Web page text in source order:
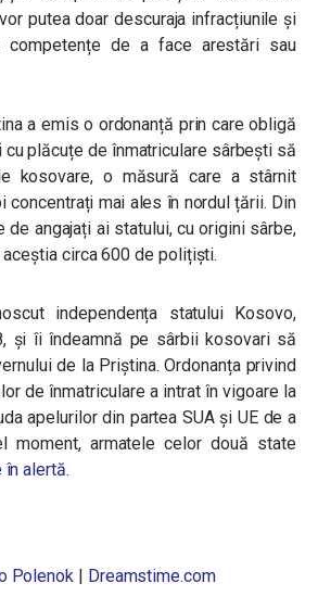
putea doar descuraja infracțiunile și
competențe de a face arestări sau
a emis o ordonanță prin care obligă
plăcuțe de înmatriculare sârbești să
kosovare, o măsură care a stârnit
concentrați mai ales în nordul țării. Din
de angajați ai statului, cu origini sârbe,
circa 600 de polițiști.
independența statului Kosovo,
și îi îndeamnă pe sârbii kosovari să
de la Priștina. Ordonanța privind
de înmatriculare a intrat în vigoare la
apelurilor din partea SUA și UE de a
moment, armatele celor două state
în alertă.
Polenok | Dreamstime.com